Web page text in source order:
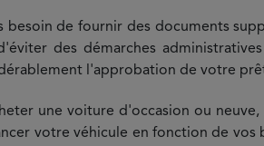
besoin de fournir des documents
des démarches
l'approbation de votre
une voiture d'occasion ou
votre véhicule en fonction de vos